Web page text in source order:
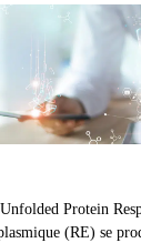
Protein
(RE) se